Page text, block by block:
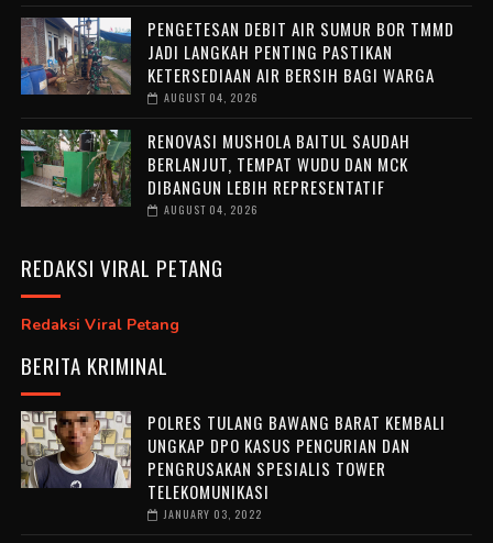
PENGETESAN DEBIT AIR SUMUR BOR TMMD
JADI LANGKAH PENTING PASTIKAN
KETERSEDIAAN AIR BERSIH BAGI WARGA
AUGUST 04, 2026
RENOVASI MUSHOLA BAITUL SAUDAH
BERLANJUT, TEMPAT WUDU DAN MCK
DIBANGUN LEBIH REPRESENTATIF
AUGUST 04, 2026
REDAKSI VIRAL PETANG
Redaksi Viral Petang
BERITA KRIMINAL
POLRES TULANG BAWANG BARAT KEMBALI
UNGKAP DPO KASUS PENCURIAN DAN
PENGRUSAKAN SPESIALIS TOWER
TELEKOMUNIKASI
JANUARY 03, 2022